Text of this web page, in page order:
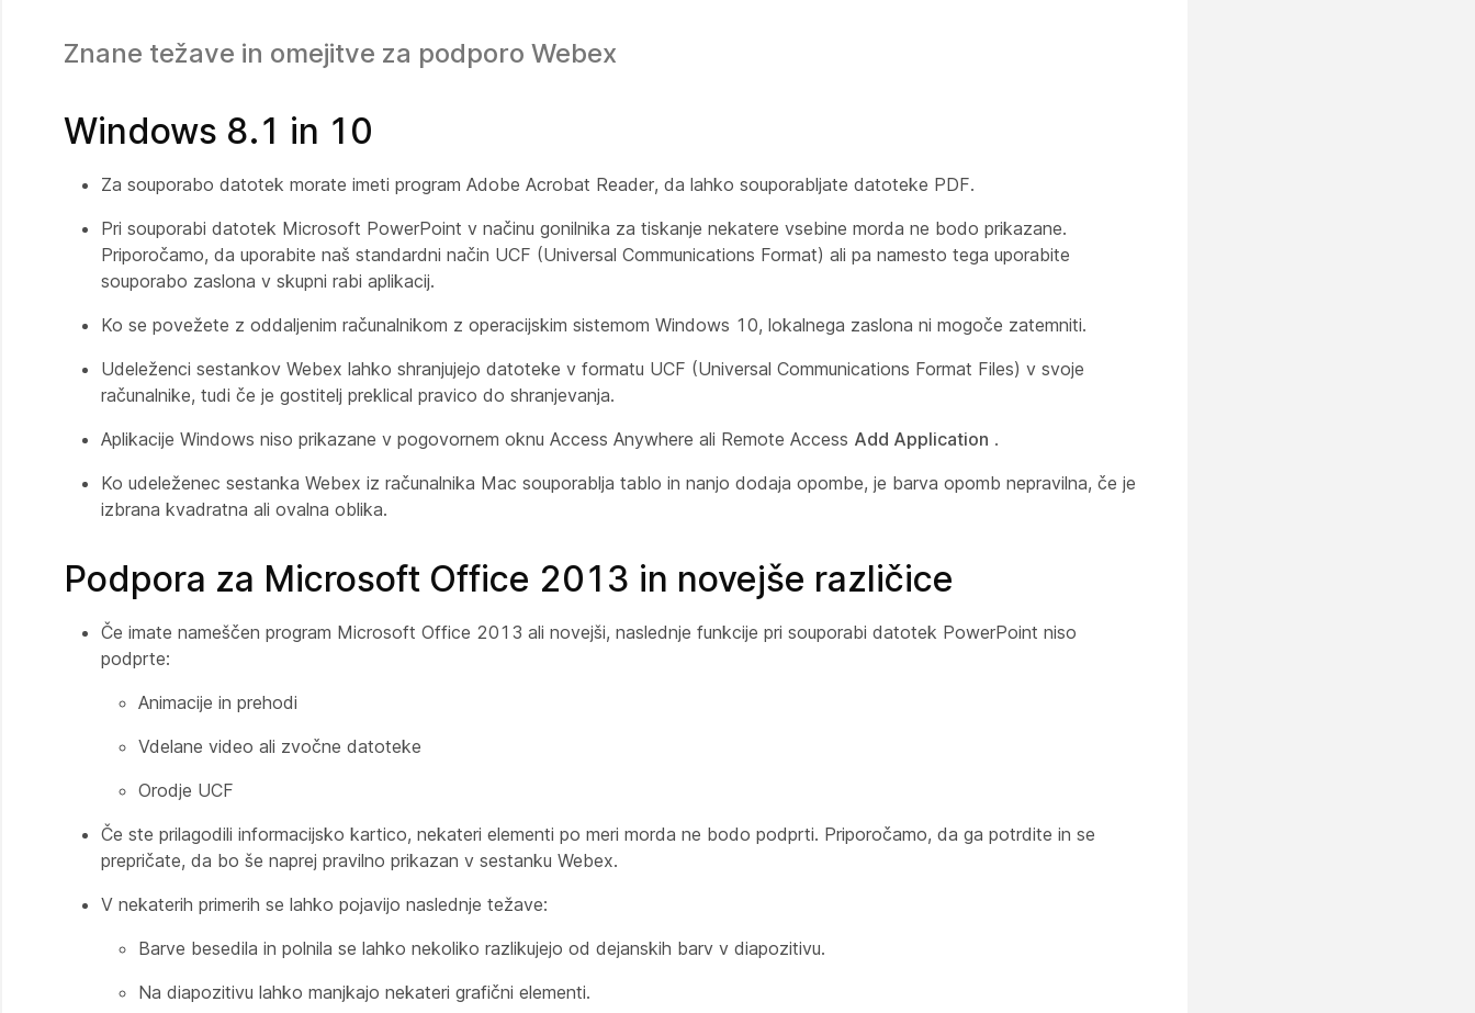
Znane težave in omejitve za podporo Webex
Windows 8.1 in 10
Za souporabo datotek morate imeti program Adobe Acrobat Reader, da lahko souporabljate datoteke PDF.
Pri souporabi datotek Microsoft PowerPoint v načinu gonilnika za tiskanje nekatere vsebine morda ne bodo prikazane.
Priporočamo, da uporabite naš standardni način UCF (Universal Communications Format) ali pa namesto tega uporabite
souporabo zaslona v skupni rabi aplikacij.
Ko se povežete z oddaljenim računalnikom z operacijskim sistemom Windows 10, lokalnega zaslona ni mogoče zatemniti.
Udeleženci sestankov Webex lahko shranjujejo datoteke v formatu UCF (Universal Communications Format Files) v svoje
računalnike, tudi če je gostitelj preklical pravico do shranjevanja.
Aplikacije Windows niso prikazane v pogovornem oknu Access Anywhere ali Remote Access Add Application .
Ko udeleženec sestanka Webex iz računalnika Mac souporablja tablo in nanjo dodaja opombe, je barva opomb nepravilna, če je
izbrana kvadratna ali ovalna oblika.
Podpora za Microsoft Office 2013 in novejše različice
Če imate nameščen program Microsoft Office 2013 ali novejši, naslednje funkcije pri souporabi datotek PowerPoint niso
podprte:
Animacije in prehodi
Vdelane video ali zvočne datoteke
Orodje UCF
Če ste prilagodili informacijsko kartico, nekateri elementi po meri morda ne bodo podprti. Priporočamo, da ga potrdite in se
prepričate, da bo še naprej pravilno prikazan v sestanku Webex.
V nekaterih primerih se lahko pojavijo naslednje težave:
Barve besedila in polnila se lahko nekoliko razlikujejo od dejanskih barv v diapozitivu.
Na diapozitivu lahko manjkajo nekateri grafični elementi.